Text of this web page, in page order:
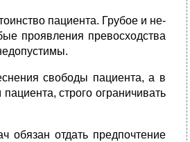
пациента. Грубое и не­
проявления превосходства
свободы пациента, а в
строго ограничивать
обязан отдать предпочтение